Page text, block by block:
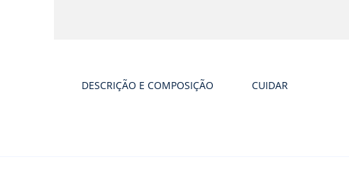
DESCRIÇÃO E COMPOSIÇÃO CUIDAR